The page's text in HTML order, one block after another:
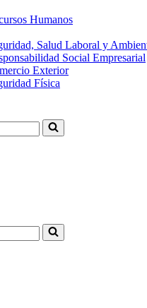
Humanos
Salud Laboral y
Social Empresarial
Exterior
Física